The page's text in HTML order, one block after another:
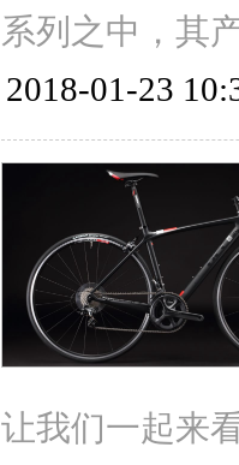
系列之中，其
2018-01-23
让我们一起来